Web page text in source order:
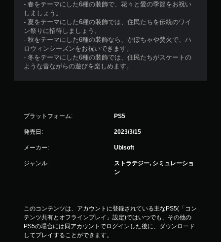
- 春をテーマにした6種の装飾で、花々と愛の季節をお祝い
しましょう。
- 夏をテーマにした6種の装飾では、住民たちを伝統のワイ
ン祭りに招待しましょう。
- 秋をテーマにした6種の装飾なら、かぼちゃや焚火で、ハ
ロウィンシーズンをお祝いできます。
- 冬をテーマにした6種の装飾では、住民たちがスケートの
ような昔ながらの遊びを楽しめます。
プラットフォーム: PS5
発売日: 2023/3/15
メーカー: Ubisoft
ジャンル:
ストラテジー, シミュレーショ
ン
このコンテンツは、アカウントに登録されている主なPS5(「コン
テンツ共有とオフラインプレイ」設定)ではいつでも、その他の
PS5の場合には同アカウントでログインした後に、ダウンロード
してプレイすることができます。